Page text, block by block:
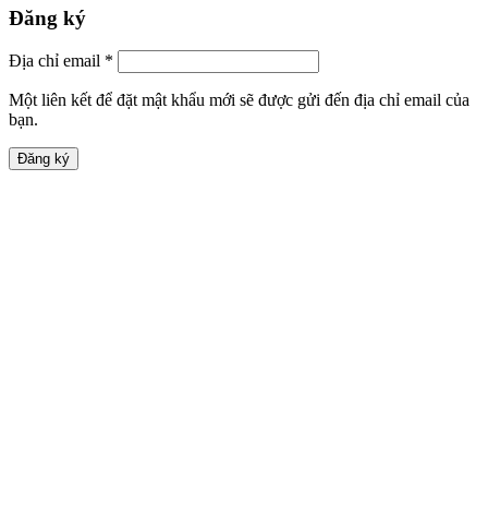
Đăng ký
Địa chỉ email *
Một liên kết để đặt mật khẩu mới sẽ được gửi đến địa chỉ email của
bạn.
Đăng ký